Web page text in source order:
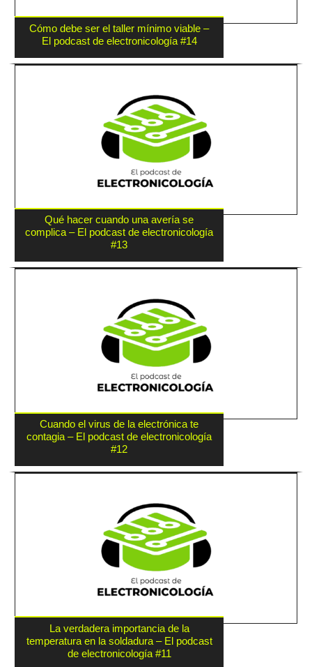
Cómo debe ser el taller mínimo viable –
El podcast de electronicología #14
Qué hacer cuando una avería se
complica – El podcast de electronicología
#13
Cuando el virus de la electrónica te
contagia – El podcast de electronicología
#12
La verdadera importancia de la
temperatura en la soldadura – El podcast
de electronicología #11